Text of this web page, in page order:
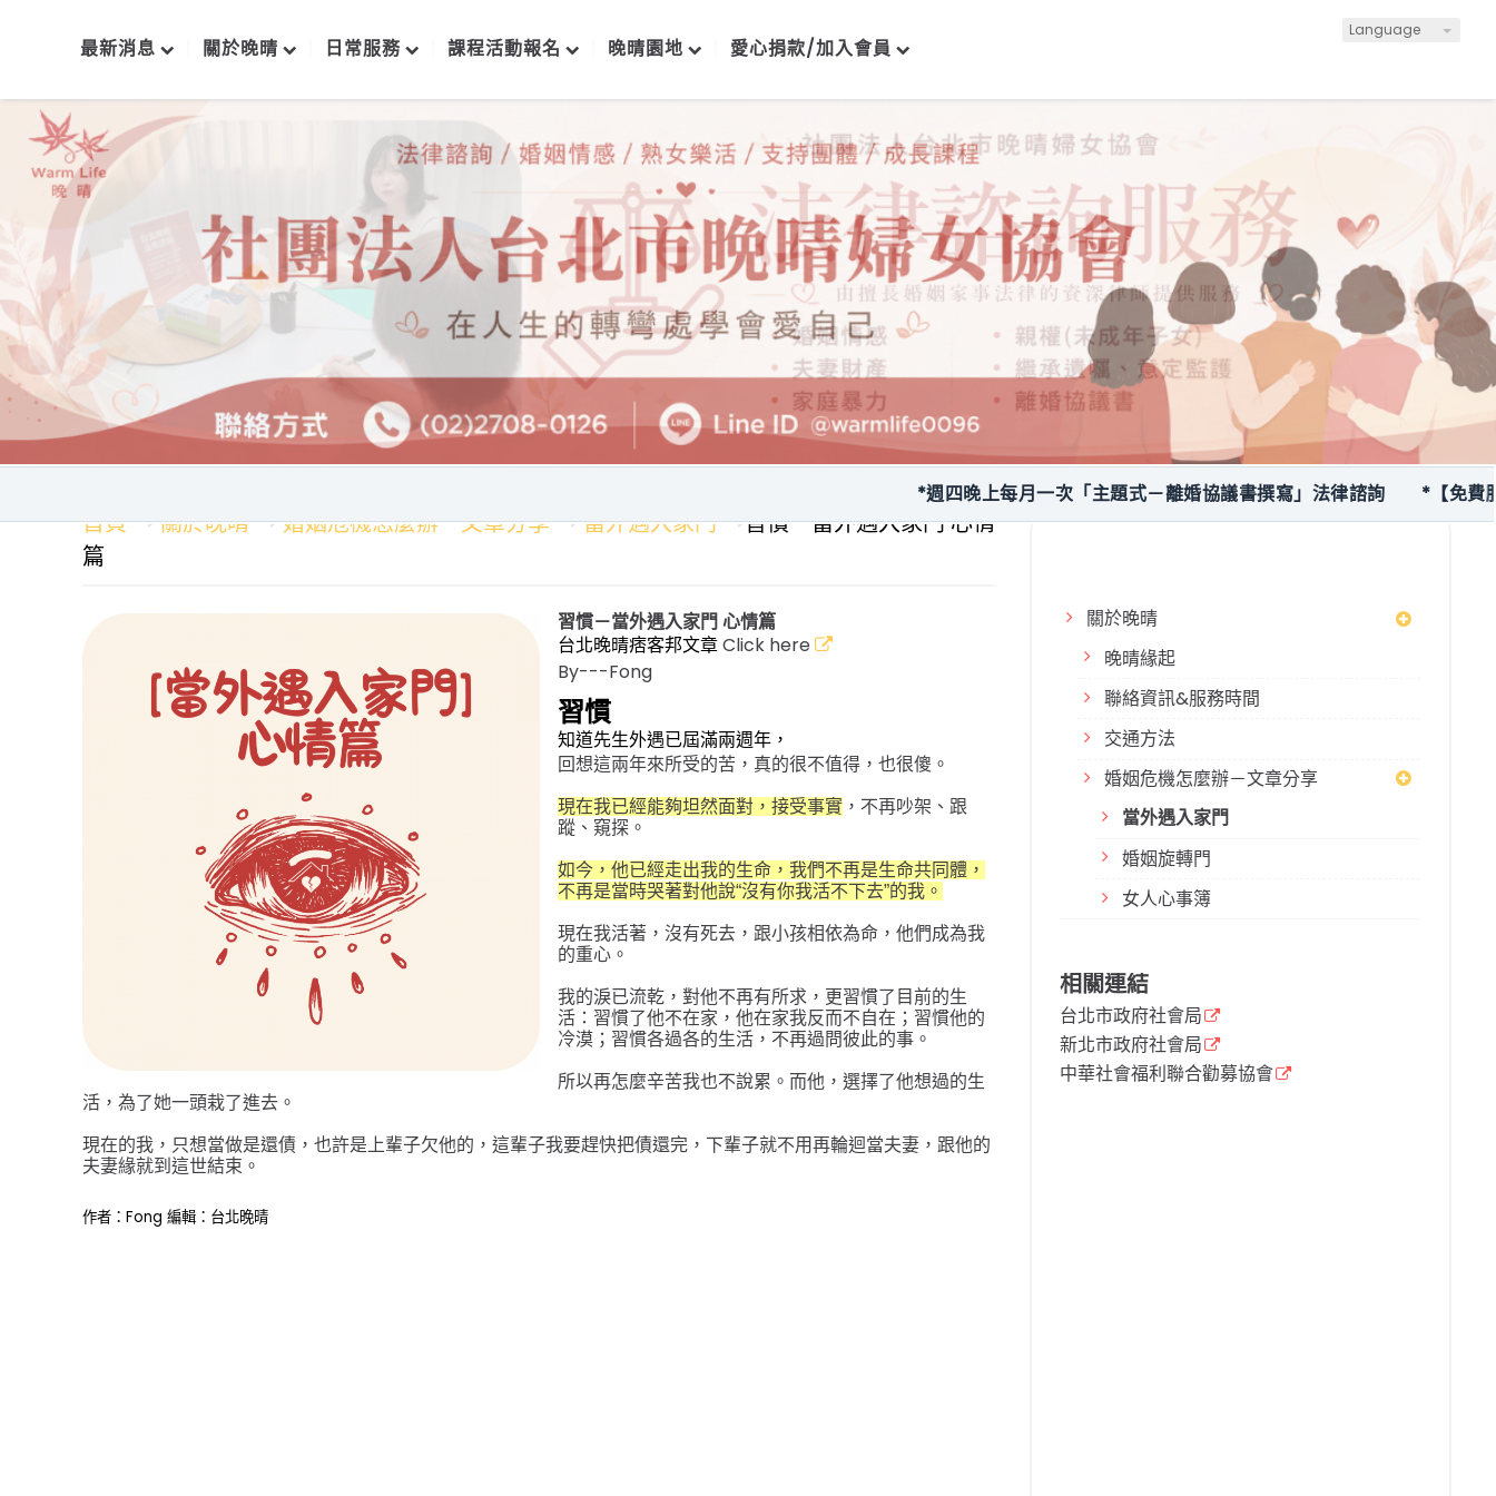
Language
最新消息 關於晚晴 日常服務 課程活動報名 晚晴園地 愛心捐款/加入會員
關於晚晴
晚晴緣起
聯絡資訊&服務時間
交通方法
婚姻危機怎麼辦－文章分享
當外遇入家門
婚姻旋轉門
女人心事簿
相關連結
台北市政府社會局
新北市政府社會局
中華社會福利聯合勸募協會
*週四晚上每月一次「主題式－離婚協議書撰寫」法律諮詢 *【免費服務】
首頁 關於晚晴 婚姻危機怎麼辦－文章分享 當外遇入家門
習慣－當外遇入家門 心情
篇
習慣－當外遇入家門 心情篇
台北晚晴痞客邦文章Click here
By---Fong
習慣
知道先生外遇已屆滿兩週年，
回想這兩年來所受的苦，真的很不值得，也很傻。
現在我已經能夠坦然面對，接受事實，不再吵架、跟
蹤、窺探。
如今，他已經走出我的生命，我們不再是生命共同體，
不再是當時哭著對他說“沒有你我活不下去”的我。
現在我活著，沒有死去，跟小孩相依為命，他們成為我
的重心。
我的淚已流乾，對他不再有所求，更習慣了目前的生
活：習慣了他不在家，他在家我反而不自在；習慣他的
冷漠；習慣各過各的生活，不再過問彼此的事。
所以再怎麼辛苦我也不說累。而他，選擇了他想過的生
活，為了她一頭栽了進去。
現在的我，只想當做是還債，也許是上輩子欠他的，這輩子我要趕快把債還完，下輩子就不用再輪迴當夫妻，跟他的
夫妻緣就到這世結束。
作者：Fong 編輯：台北晚晴